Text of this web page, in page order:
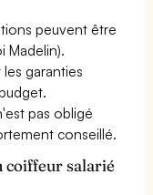
peuvent être
Madelin).
garanties
pas obligé
conseillé.
coiffeur salarié